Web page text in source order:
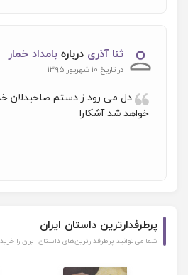
ثنا آذری دربارهبامداد خمار
در تاریخ 10 شهریور 1395
دل می رود ز دستم صاحبدلان خدا
خواهد شد آشکارا
پرطرفدارترین داستان ایران
شما می‌توانید پرطرفدارترین‌های داستان ایران را